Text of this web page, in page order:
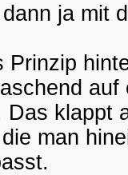
ja mit
Prinzip
Das klappt
man